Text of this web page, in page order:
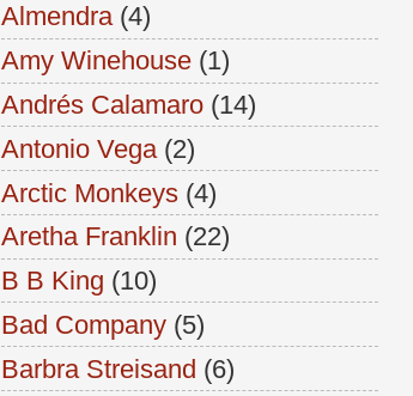
Almendra (4)
Amy Winehouse (1)
Andrés Calamaro (14)
Antonio Vega (2)
Arctic Monkeys (4)
Aretha Franklin (22)
B B King (10)
Bad Company (5)
Barbra Streisand (6)